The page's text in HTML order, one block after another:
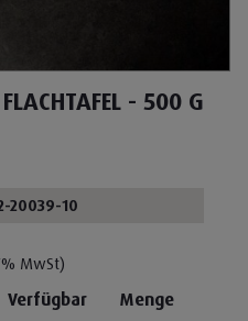
- 500 G
20039-10
MwSt)
Verfügbar Menge